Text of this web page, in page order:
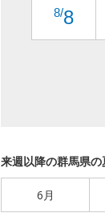
8/8
来週以降の群馬県
6月